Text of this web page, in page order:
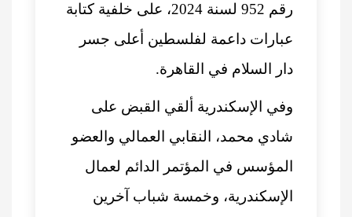
رقم 952 لسنة 2024، على خلفية كتابة
عبارات داعمة لفلسطين أعلى جسر
دار السلام في القاهرة.
وفي الإسكندرية ألقي القبض على
شادي محمد، النقابي العمالي والعضو
المؤسس في المؤتمر الدائم لعمال
الإسكندرية، وخمسة شباب آخرين